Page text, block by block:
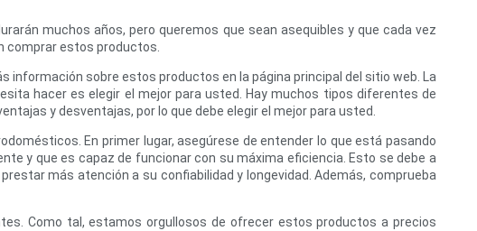
muchos años, pero queremos que sean asequibles y que cada vez
comprar estos productos.
sobre estos productos en la página principal del sitio web. La
hacer es elegir el mejor para usted. Hay muchos tipos diferentes de
y desventajas, por lo que debe elegir el mejor para usted.
En primer lugar, asegúrese de entender lo que está pasando
y que es capaz de funcionar con su máxima eficiencia. Esto se debe a
más atención a su confiabilidad y longevidad. Además, comprueba
Como tal, estamos orgullosos de ofrecer estos productos a precios